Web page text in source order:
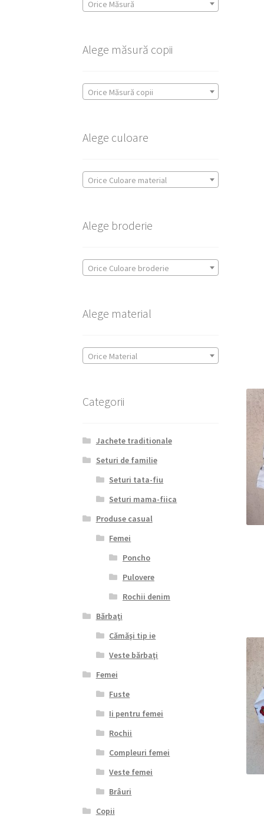
Orice Măsură
Alege măsură copii
Orice Măsură copii
Alege culoare
Orice Culoare material
Alege broderie
Orice Culoare broderie
Alege material
Orice Material
Categorii
Jachete traditionale
Seturi de familie
Seturi tata-fiu
Seturi mama-fiica
Produse casual
Femei
Poncho
Pulovere
Rochii denim
Bărbaţi
Cămăşi tip ie
Veste bărbaţi
Femei
Fuste
Ii pentru femei
Rochii
Compleuri femei
Veste femei
Brâuri
Copii